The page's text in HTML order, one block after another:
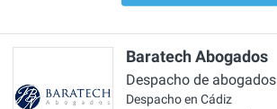
Baratech Abogados
Despacho de abogados
Despacho en Cádiz